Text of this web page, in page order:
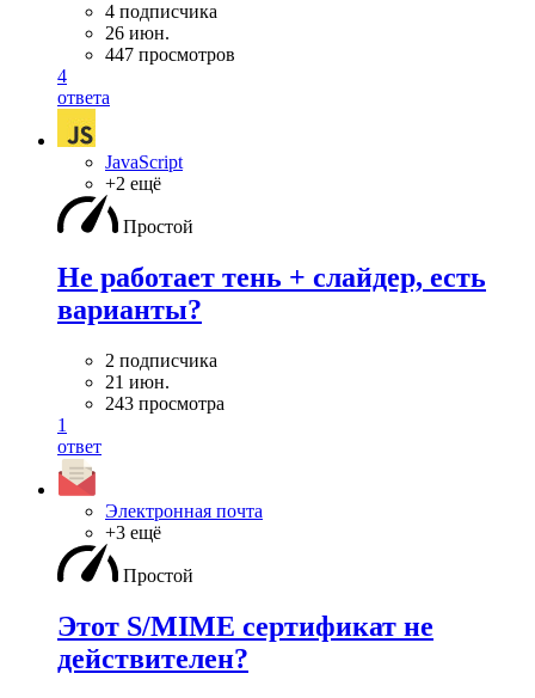
4 подписчика
26 июн.
447 просмотров
4
ответа
JavaScript
+2 ещё
Простой
Не работает тень + слайдер, есть
варианты?
2 подписчика
21 июн.
243 просмотра
1
ответ
Электронная почта
+3 ещё
Простой
Этот S/MIME сертификат не
действителен?